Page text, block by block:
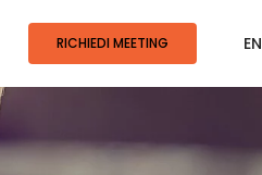
RICHIEDI MEETING EN